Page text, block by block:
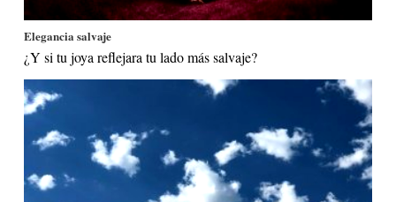
Elegancia salvaje
¿Y si tu joya reflejara tu lado más salvaje?